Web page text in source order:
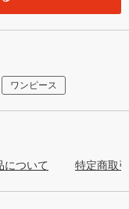
ワンピース
について 特定商取